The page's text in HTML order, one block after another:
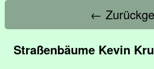
←
Straßenbäume Kevin